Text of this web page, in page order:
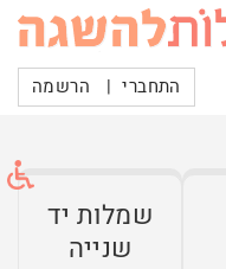
התחברי | הרשמה
שמלות יד
שנייה